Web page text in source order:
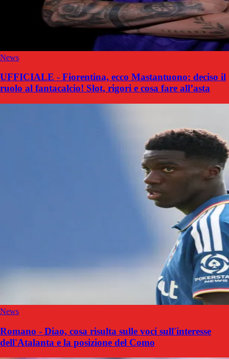
News
UFFICIALE - Fiorentina, ecco Mastantuono: deciso il
ruolo al fantacalcio! Slot, rigori e cosa fare all’asta
News
Romano - Diao, cosa risulta sulle voci sull'interesse
dell'Atalanta e la posizione del Como